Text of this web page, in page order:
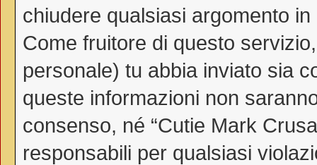
chiudere qualsiasi argomento
Come fruitore di questo
personale) tu abbia inviato sia
queste informazioni non
consenso, né “Cutie Mark
responsabili per qualsiasi